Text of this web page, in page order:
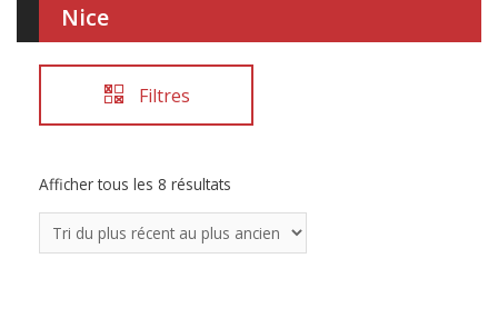
Nice
Filtres
Afficher tous les 8 résultats